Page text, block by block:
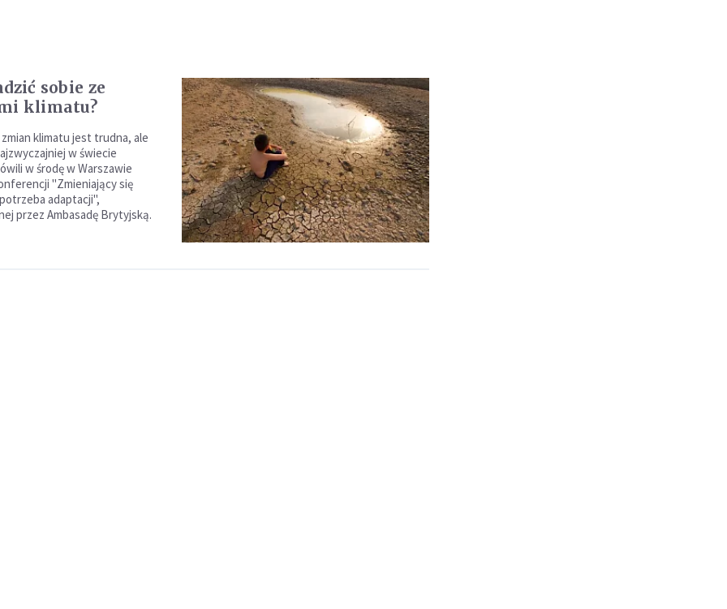
sobie ze
klimatu?
klimatu jest trudna, ale
w świecie
w środę w Warszawie
"Zmieniający się
adaptacji",
przez Ambasadę Brytyjską.